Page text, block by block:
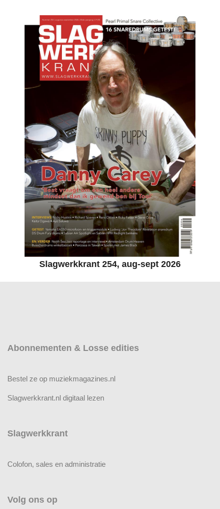
Slagwerkkrant 254, aug-sept 2026
Abonnementen & Losse edities
Bestel ze op muziekmagazines.nl
Slagwerkkrant.nl digitaal lezen
Slagwerkkrant
Colofon, sales en administratie
Volg ons op